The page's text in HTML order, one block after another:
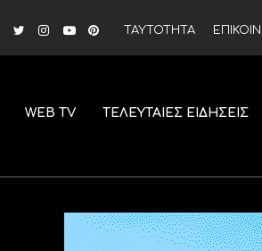
ΤΑΥΤΟΤΗΤΑ
WEB TV ΤΕΛΕΥΤΑΙΕΣ ΕΙΔΗΣΕΙΣ